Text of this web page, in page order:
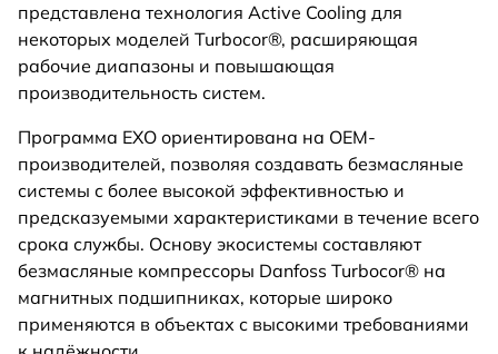
представлена технология Active Cooling для
некоторых моделей Turbocor®, расширяющая
рабочие диапазоны и повышающая
производительность систем.
Программа EXO ориентирована на OEM-
производителей, позволяя создавать безмасляные
системы с более высокой эффективностью и
предсказуемыми характеристиками в течение всего
срока службы. Основу экосистемы составляют
безмасляные компрессоры Danfoss Turbocor® на
магнитных подшипниках, которые широко
применяются в объектах с высокими требованиями